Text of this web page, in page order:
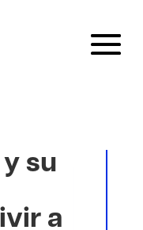
su
a